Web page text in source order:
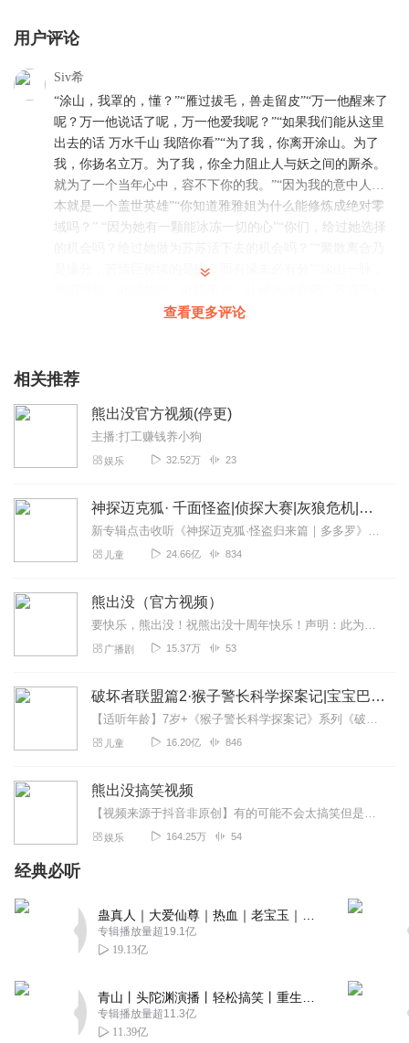
用户评论
Siv希
“涂山，我罩的，懂？”“雁过拔毛，兽走留皮”“万一他醒来了
呢？万一他说话了呢，万一他爱我呢？”“如果我们能从这里
出去的话 万水千山 我陪你看”“为了我，你离开涂山。为了
我，你扬名立万。为了我，你全力阻止人与妖之间的厮杀。
就为了一个当年心中，容不下你的我。”“因为我的意中人…
本就是一个盖世英雄”“你知道雅雅姐为什么能修炼成绝对零
域吗？” “因为她有一颗能冰冻一切的心”“你们，给过她选择
是缘分，苦情巨树续的是缘，而有缘未必有分”“涂山一脉，
终不悔 相视一笑轻皇权”『万物有界，爱恨无由』
听友508931046
好，很好，非常好。。。
2025-04-07
可以可以可以可以可以
2025-04-05
查看更多评论
相关推荐
熊出没官方视频(停更)
主播:打工赚钱养小狗
娱乐 32.52万 23
神探迈克狐· 千面怪盗|侦探大赛|灰狼危机|多多罗
新专辑点击收听《神探迈克狐·怪盗归来篇｜多多罗》！！！>>>点击进入主播橱窗购买《神探迈克狐》系列图书吧!<<<多多罗故事【点击前往】收听多多罗其他好玩有趣的故...
儿童 24.66亿 834
熊出没（官方视频）
要快乐，熊出没！祝熊出没十周年快乐！声明：此为转载，不是本人创作，如有本人创作会声明，请各位擦亮你的眼睛，不要说错话了！在此祝熊出没十周年快乐！
广播剧 15.37万 53
破坏者联盟篇2·猴子警长科学探案记|宝宝巴士故事
【适听年龄】7岁+《猴子警长科学探案记》系列《破坏者联盟篇1·猴子警长科学探案记》>>>《破坏者联盟篇2·猴子警长科学探案记》>>>《破坏者联盟篇3·猴子警长科...
儿童 16.20亿 846
熊出没搞笑视频
【视频来源于抖音非原创】有的可能不会太搞笑但是做视频还是很辛苦的不喜欢麻烦绕道视频确实是非原创在抖音上都可以搜到
娱乐 164.25万 54
经典必听
专辑播放量超19.1亿
19.13亿
专辑播放量超11.3亿
11.39亿